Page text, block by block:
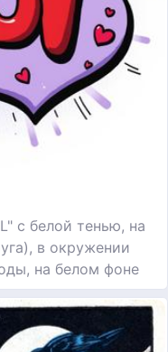
с белой тенью, на
в окружении
на белом фоне